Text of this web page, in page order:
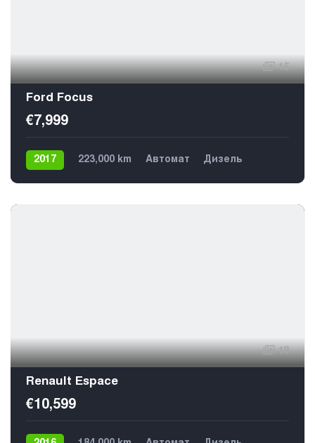
15
Ford Focus
€7,999
2017 223,000 km Автомат
Дизель
18
Renault Espace
€10,599